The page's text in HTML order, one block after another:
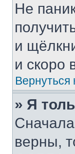
Не
и
и скоро
Вернуться
» Я
верны,